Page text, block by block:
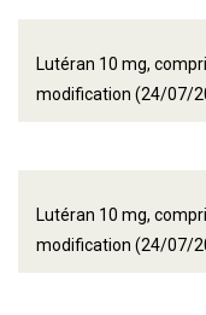
Lutéran 10 mg,
modification (24/07/
Lutéran 10 mg,
modification (24/07/